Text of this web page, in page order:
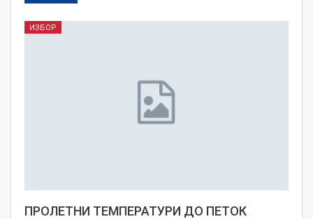
ИЗБОР
ПРОЛЕТНИ ТЕМПЕРАТУРИ ДО ПЕТОК